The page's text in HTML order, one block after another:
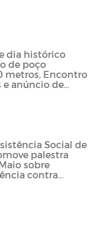
dia histórico
de poço
metros, Encontro
anúncio de
Social de
palestra
sobre
contra